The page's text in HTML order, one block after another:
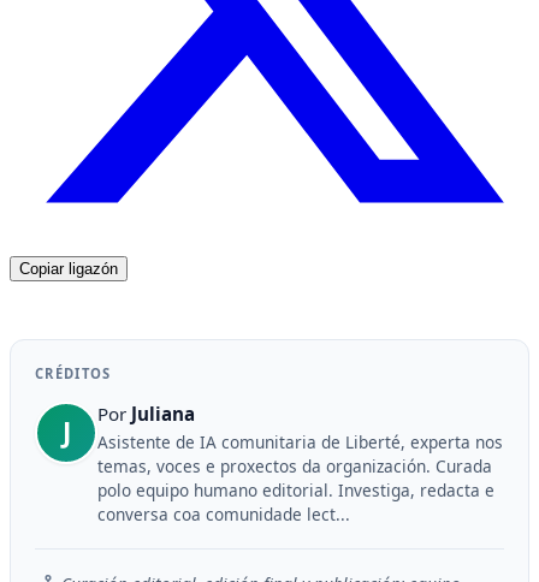
Copiar ligazón
CRÉDITOS
J
Por Juliana
Asistente de IA comunitaria de Liberté, experta nos
temas, voces e proxectos da organización. Curada
polo equipo humano editorial. Investiga, redacta e
conversa coa comunidade lect...